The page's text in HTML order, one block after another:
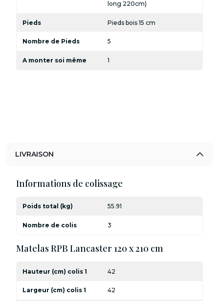
long 220cm)
Pieds Pieds bois 15 cm
Nombre de Pieds 5
A monter soi même 1
LIVRAISON
Informations de colissage
Poids total (kg) 55.91
Nombre de colis 3
Matelas RPB Lancaster 120 x 210 cm
Hauteur (cm) colis 1 42
Largeur (cm) colis 1 42